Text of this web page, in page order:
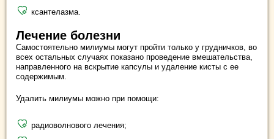
ксантелазма.
Лечение болезни
Самостоятельно милиумы могут пройти только у грудничков, во
всех остальных случаях показано проведение вмешательства,
направленного на вскрытие капсулы и удаление кисты с ее
содержимым.
Удалить милиумы можно при помощи:
радиоволнового лечения;